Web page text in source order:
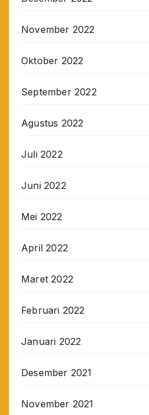
November 2022
Oktober 2022
September 2022
Agustus 2022
Juli 2022
Juni 2022
Mei 2022
April 2022
Maret 2022
Februari 2022
Januari 2022
Desember 2021
November 2021